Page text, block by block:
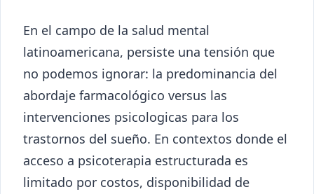
En el campo de la salud mental
latinoamericana, persiste una tensión que
no podemos ignorar: la predominancia del
abordaje farmacológico versus las
intervenciones psicologicas para los
trastornos del sueño. En contextos donde el
acceso a psicoterapia estructurada es
limitado por costos, disponibilidad de